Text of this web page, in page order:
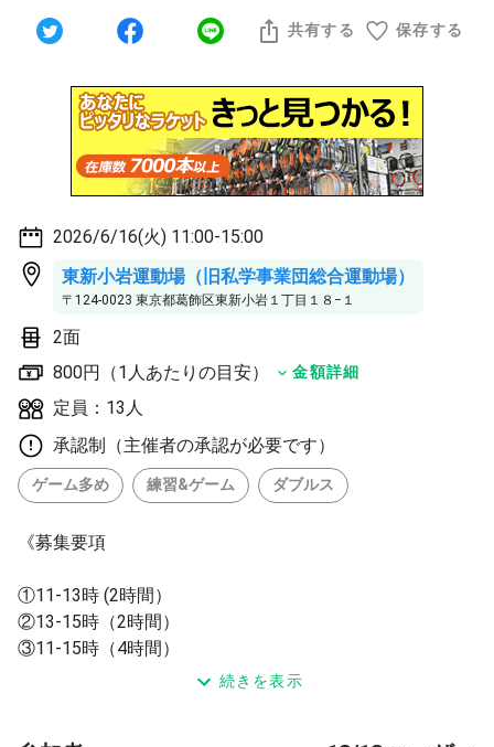
共有する 保存する
2026/6/16(火) 11:00-15:00
東新小岩運動場（旧私学事業団総合運動場）
〒124-0023 東京都葛飾区東新小岩１丁目１８−１
2面
800円（1人あたりの目安）
金額詳細
定員：13人
承認制（主催者の承認が必要です）
ゲーム多め 練習&ゲーム ダブルス
《募集要項
①11-13時 (2時間）
②13-15時（2時間）
③11-15時（4時間）
続きを表示